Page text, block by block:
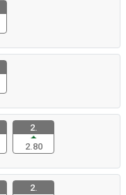
2.
2.80
2.